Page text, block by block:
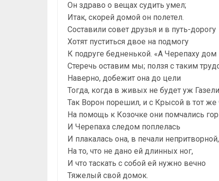
Он здраво о вещах судить умел;
Итак, скорей домой он полетел.
Составили совет друзья и в путь-дорогу
Хотят пуститься двое на подмогу
К подруге бедненькой. «А Черепаху дом
Стеречь оставим мы; ползя с таким
Наверно, добежит она до цели
Тогда, когда в живых не будет уж
Так Ворон порешил, и с Крысой в тот же
На помощь к Козочке они помчались
И Черепаха следом поплелась
И плакалась она, в печали непритворной,
На то, что не дано ей длинных ног,
И что таскать с собой ей нужно вечно
Тяжелый свой домок.